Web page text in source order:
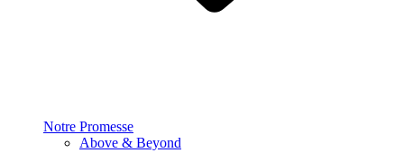
Notre Promesse
Above & Beyond